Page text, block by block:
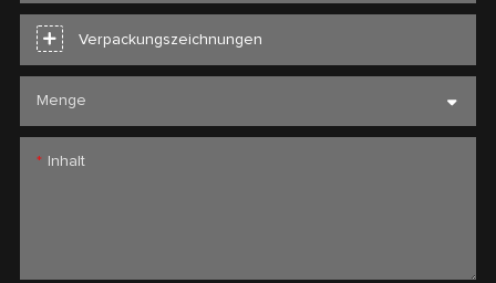
Verpackungszeichnungen
Menge
Inhalt